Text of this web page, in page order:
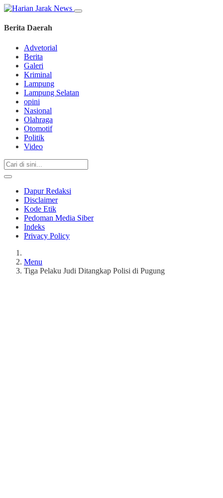
Berita Daerah
Advetorial
Berita
Galeri
Kriminal
Lampung
Lampung Selatan
opini
Nasional
Olahraga
Otomotif
Politik
Video
Dapur Redaksi
Disclaimer
Kode Etik
Pedoman Media Siber
Indeks
Privacy Policy
Menu
Tiga Pelaku Judi Ditangkap Polisi di Pugung